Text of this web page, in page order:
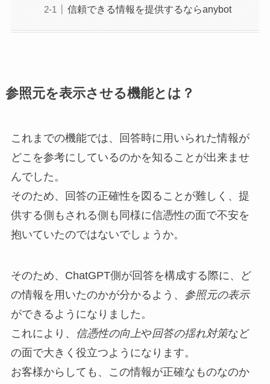
信頼できる情報を提供するならanybot
参照元を表示させる機能とは？
これまでの機能では、回答時に用いられた情報が
どこを参考にしているのかを知ることが出来ませ
んでした。
そのため、回答の正確性を図ることが難しく、提
供する側もされる側も同様に信憑性の面で不安を
抱いていたのではないでしょうか。
そのため、ChatGPT側が回答を構成する際に、ど
の情報を用いたのかが分かるよう、 参照元の表示
ができるようになりました。
これにより、 信憑性の向上や回答の揺れ対策など
の面で大きく役立つようになります。
お客様からしても、この情報が正確なものなのか